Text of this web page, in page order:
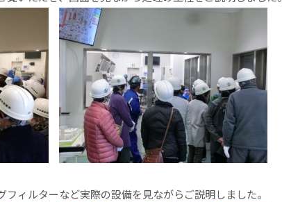
フィルターなど実際の設備を見ながらご説明しました。